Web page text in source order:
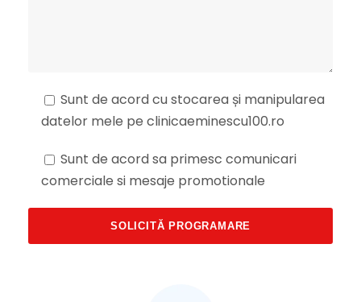
Sunt de acord cu stocarea și manipularea
datelor mele pe clinicaeminescu100.ro
Sunt de acord sa primesc comunicari
comerciale si mesaje promotionale